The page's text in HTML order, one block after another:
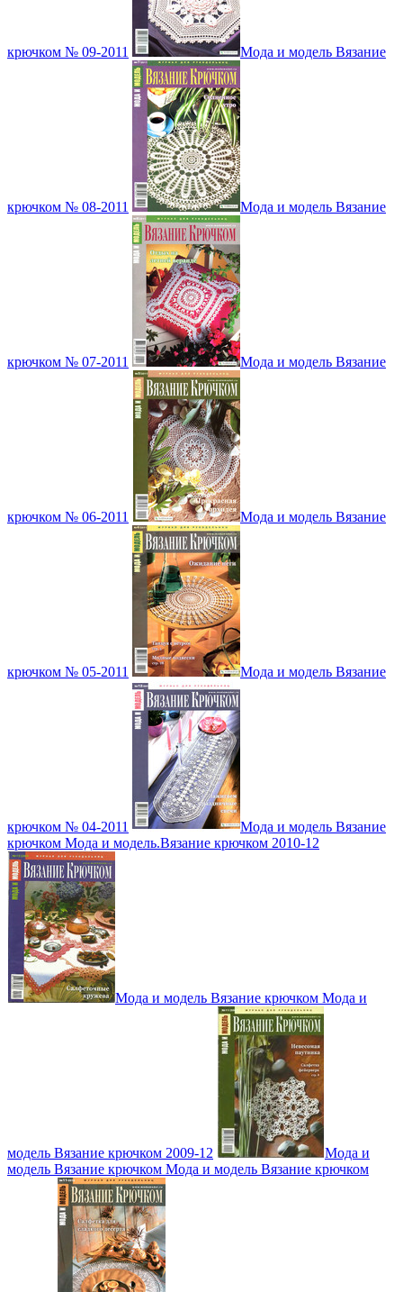
крючком № 09-2011 Мода и модель Вязание
крючком № 08-2011 Мода и модель Вязание
крючком № 07-2011 Мода и модель Вязание
крючком № 06-2011 Мода и модель Вязание
крючком № 05-2011 Мода и модель Вязание
крючком № 04-2011
Мода и модель Вязание
крючком Мода и модель.Вязание крючком 2010-12
Мода и модель Вязание крючком Мода и
модель Вязание крючком 2009-12
Мода и
модель Вязание крючком Мода и модель Вязание крючком